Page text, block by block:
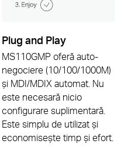
Plug and Play
MS110GMP oferă auto-
negociere (10/100/1000M)
și MDI/MDIX automat. Nu
este necesară nicio
configurare suplimentară.
Este simplu de utilizat și
economisește timp și efort.